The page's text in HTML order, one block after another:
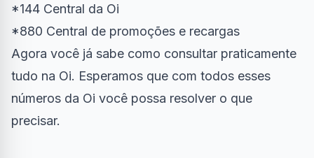
*144 Central da Oi
*880 Central de promoções e recargas
Agora você já sabe como consultar praticamente
tudo na Oi. Esperamos que com todos esses
números da Oi você possa resolver o que
precisar.